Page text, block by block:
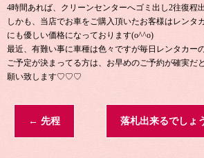
4時間あれば、クリーンセンターへゴミ出し2往復
しかも、当店でお車をご購入頂いたお客様はレンタ
にも優しい価格になっております(o^^o)
最近、有難い事に車種は色々ですが毎日レンタカー
ご予定が決まってる方は、お早めのご予約が確実だ
願い致します♡♡♡
← 先程 落札出来るでしょ